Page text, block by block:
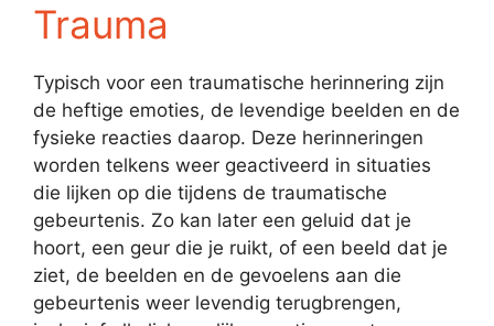
Trauma
Typisch voor een traumatische herinnering zijn
de heftige emoties, de levendige beelden en de
fysieke reacties daarop. Deze herinneringen
worden telkens weer geactiveerd in situaties
die lijken op die tijdens de traumatische
gebeurtenis. Zo kan later een geluid dat je
hoort, een geur die je ruikt, of een beeld dat je
ziet, de beelden en de gevoelens aan die
gebeurtenis weer levendig terugbrengen,